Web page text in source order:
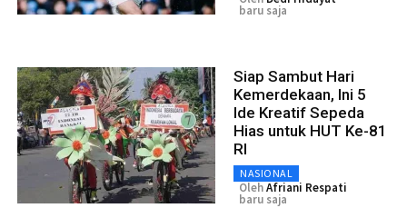
baru saja
Siap Sambut Hari
Kemerdekaan, Ini 5
Ide Kreatif Sepeda
Hias untuk HUT Ke-81
RI
NASIONAL
OlehAfriani Respati
baru saja